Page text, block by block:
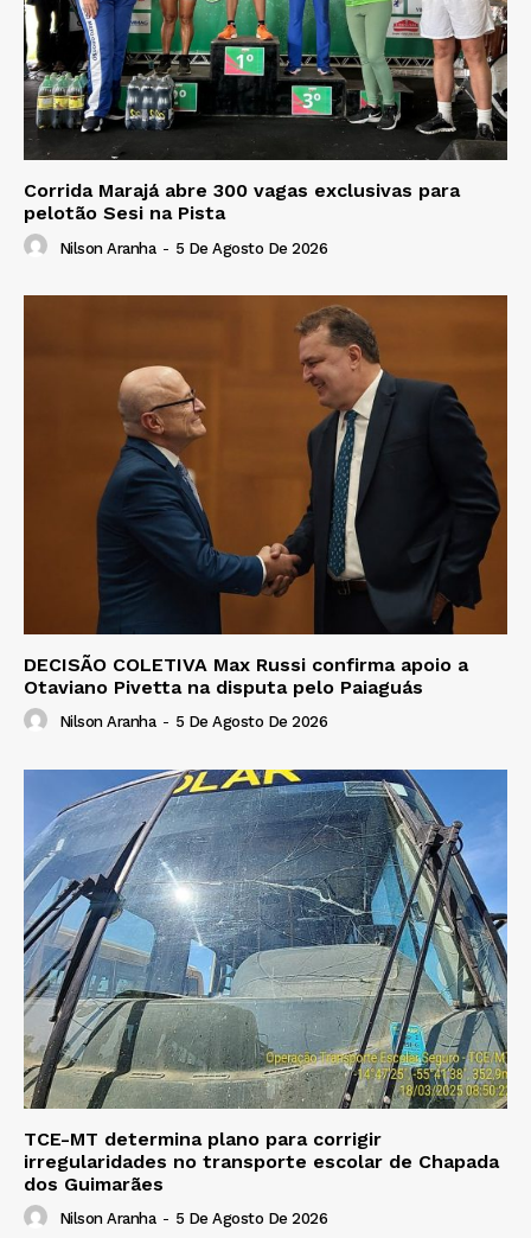
Corrida Marajá abre 300 vagas exclusivas para
pelotão Sesi na Pista
Nilson Aranha - 5 De Agosto De 2026
DECISÃO COLETIVA Max Russi confirma apoio a
Otaviano Pivetta na disputa pelo Paiaguás
Nilson Aranha - 5 De Agosto De 2026
TCE-MT determina plano para corrigir
irregularidades no transporte escolar de Chapada
dos Guimarães
Nilson Aranha - 5 De Agosto De 2026